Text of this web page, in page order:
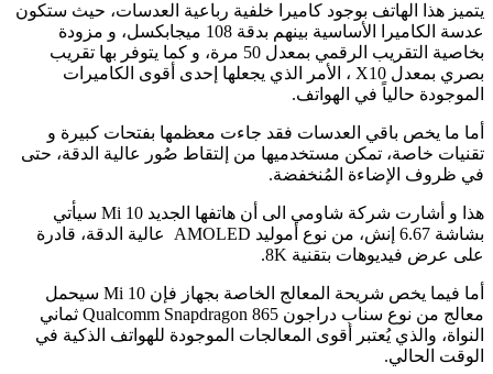
يتميز هذا الهاتف بوجود كاميرا خلفية رباعية العدسات، حيث ستكون
عدسة الكاميرا الأساسية بينهم بدقة 108 ميجابكسل، و مزودة
بخاصية التقريب الرقمي بمعدل 50 مرة، و كما يتوفر بها تقريب
بصري بمعدل X10 ، الأمر الذي يجعلها إحدى أقوى الكاميرات
الموجودة حالياً في الهواتف.
أما ما يخص باقي العدسات فقد جاءت معظمها بفتحات كبيرة و
تقنيات خاصة، تمكن مستخدميها من إلتقاط صُور عالية الدقة، حتى
في ظروف الإضاءة المُنخفضة.
هذا و أشارت شركة شاومي الى أن هاتفها الجديد Mi 10 سيأتي
بشاشة 6.67 إنش، من نوع أموليد AMOLED عالية الدقة، قادرة
على عرض فيديوهات بتقنية 8K.
أما فيما يخص شريحة المعالج الخاصة بجهاز فإن Mi 10 سيحمل
معالج من نوع سناب دراجون Qualcomm Snapdragon 865 ثماني
النواة، والذي يُعتبر أقوى المعالجات الموجودة للهواتف الذكية في
الوقت الحالي.